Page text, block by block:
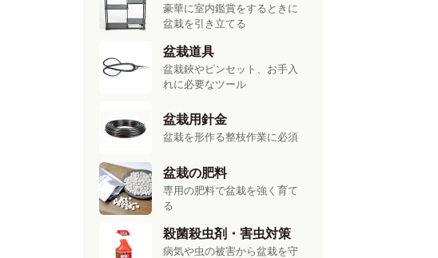
豪華に室内鑑賞をするときに
盆栽を引き立てる
盆栽道具
盆栽鋏やピンセット、お手入
れに必要なツール
盆栽用針金
盆栽を形作る整枝作業に必須
盆栽の肥料
専用の肥料で盆栽を強く育て
る
殺菌殺虫剤・害虫対策
病気や虫の被害から盆栽を守